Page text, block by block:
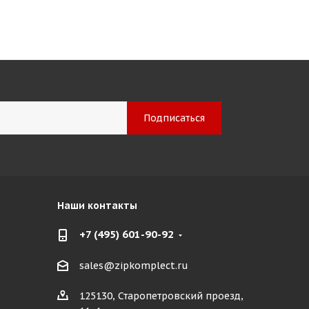
Наши контакты
+7 (495) 601-90-92
sales@zipkomplect.ru
125130, Старопетровский проезд,